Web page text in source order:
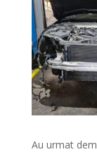
Au urmat